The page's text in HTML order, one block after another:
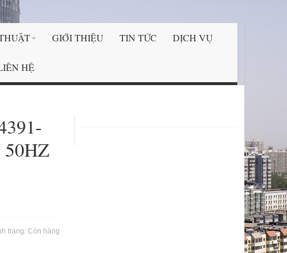
GIỚI THIỆU TIN TỨC DỊCH VỤ
HỆ
50HZ
trạng: Còn hàng